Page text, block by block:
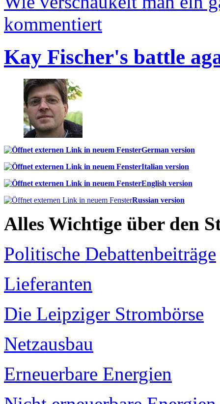
kommentiert
Kay Fischer's battle
German version
Italian version
English version
Russian version
Alles Wichtige über den
Politische Debattenbeiträge
Lieferanten
Die Leipziger Strombörse
Netzausbau
Erneuerbare Energien